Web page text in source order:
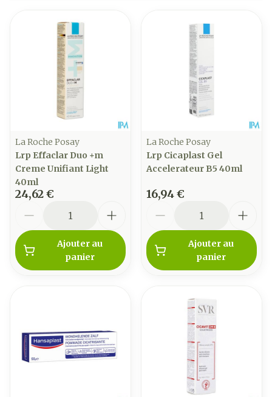
La Roche Posay
Lrp Effaclar Duo +m
Creme Unifiant Light
40ml
24,62 €
Ajouter au
panier
La Roche Posay
Lrp Cicaplast Gel
Accelerateur B5 40ml
16,94 €
Ajouter au
panier